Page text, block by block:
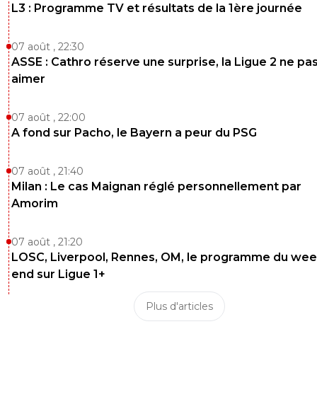
L3 : Programme TV et résultats de la 1ère journée
07 août , 22:30
ASSE : Cathro réserve une surprise, la Ligue 2 ne
aimer
07 août , 22:00
A fond sur Pacho, le Bayern a peur du PSG
07 août , 21:40
Milan : Le cas Maignan réglé personnellement par
Amorim
07 août , 21:20
LOSC, Liverpool, Rennes, OM, le programme du
end sur Ligue 1+
Plus d'articles